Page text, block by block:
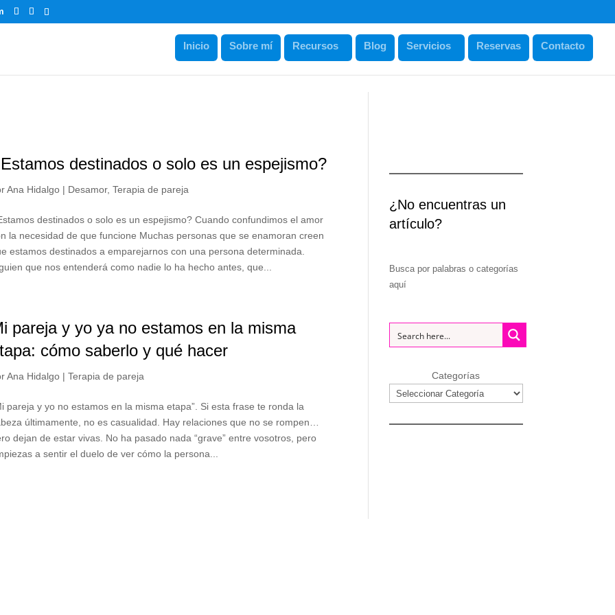
Inicio Sobre mí Recursos Blog Servicios Reservas Contacto
destinados o solo es un espejismo?
Ana Hidalgo | Desamor,Terapia de pareja
destinados o solo es un espejismo? Cuando confundimos el amor
la necesidad de que funcione Muchas personas que se enamoran creen
estamos destinados a emparejarnos con una persona determinada.
que nos entenderá como nadie lo ha hecho antes, que...
pareja y yo ya no estamos en la misma
cómo saberlo y qué hacer
Ana Hidalgo |Terapia de pareja
pareja y yo no estamos en la misma etapa”. Si esta frase te ronda la
últimamente, no es casualidad. Hay relaciones que no se rompen…
dejan de estar vivas. No ha pasado nada “grave” entre vosotros, pero
a sentir el duelo de ver cómo la persona...
¿No encuentras un
artículo?
Busca por palabras o categorías
aquí
Categorías